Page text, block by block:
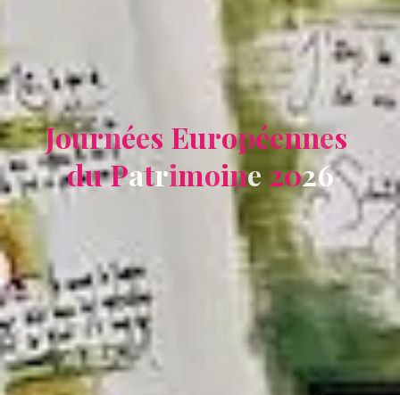
Journées Européennes
duPatrimoine 2026